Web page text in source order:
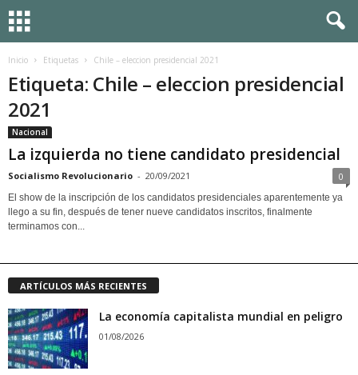
Inicio Etiquetas Chile – eleccion presidencial 2021
Etiqueta: Chile – eleccion presidencial
2021
Nacional
La izquierda no tiene candidato presidencial
Socialismo Revolucionario - 20/09/2021 0
El show de la inscripción de los candidatos presidenciales aparentemente ya
llego a su fin, después de tener nueve candidatos inscritos, finalmente
terminamos con...
ARTÍCULOS MÁS RECIENTES
La economía capitalista mundial en peligro
01/08/2026